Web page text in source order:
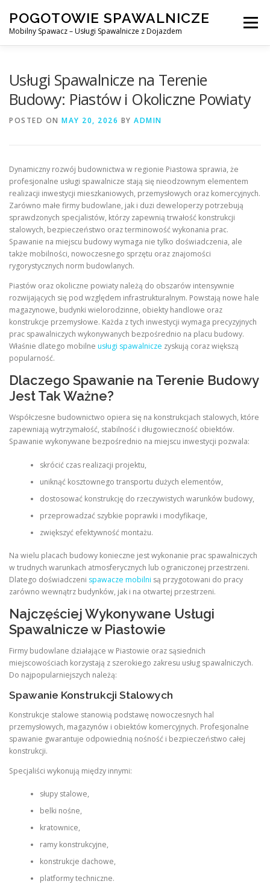
content
POGOTOWIE SPAWALNICZE
Mobilny Spawacz – Usługi Spawalnicze z Dojazdem
Menu
Usługi Spawalnicze na Terenie
Budowy: Piastów i Okoliczne Powiaty
POSTED ON MAY 20, 2026 BY ADMIN
Dynamiczny rozwój budownictwa w regionie Piastowa sprawia, że
profesjonalne usługi spawalnicze stają się nieodzownym elementem
realizacji inwestycji mieszkaniowych, przemysłowych oraz komercyjnych.
Zarówno małe firmy budowlane, jak i duzi deweloperzy potrzebują
sprawdzonych specjalistów, którzy zapewnią trwałość konstrukcji
stalowych, bezpieczeństwo oraz terminowość wykonania prac.
Spawanie na miejscu budowy wymaga nie tylko doświadczenia, ale
także mobilności, nowoczesnego sprzętu oraz znajomości
rygorystycznych norm budowlanych.
Piastów oraz okoliczne powiaty należą do obszarów intensywnie
rozwijających się pod względem infrastrukturalnym. Powstają nowe hale
magazynowe, budynki wielorodzinne, obiekty handlowe oraz
konstrukcje przemysłowe. Każda z tych inwestycji wymaga precyzyjnych
prac spawalniczych wykonywanych bezpośrednio na placu budowy.
Właśnie dlatego mobilne usługi spawalnicze zyskują coraz większą
popularność.
Dlaczego Spawanie na Terenie Budowy
Jest Tak Ważne?
Współczesne budownictwo opiera się na konstrukcjach stalowych, które
zapewniają wytrzymałość, stabilność i długowieczność obiektów.
Spawanie wykonywane bezpośrednio na miejscu inwestycji pozwala:
skrócić czas realizacji projektu,
uniknąć kosztownego transportu dużych elementów,
dostosować konstrukcję do rzeczywistych warunków budowy,
przeprowadzać szybkie poprawki i modyfikacje,
zwiększyć efektywność montażu.
Na wielu placach budowy konieczne jest wykonanie prac spawalniczych
w trudnych warunkach atmosferycznych lub ograniczonej przestrzeni.
Dlatego doświadczeni spawacze mobilni są przygotowani do pracy
zarówno wewnątrz budynków, jak i na otwartej przestrzeni.
Najczęściej Wykonywane Usługi
Spawalnicze w Piastowie
Firmy budowlane działające w Piastowie oraz sąsiednich
miejscowościach korzystają z szerokiego zakresu usług spawalniczych.
Do najpopularniejszych należą:
Spawanie Konstrukcji Stalowych
Konstrukcje stalowe stanowią podstawę nowoczesnych hal
przemysłowych, magazynów i obiektów komercyjnych. Profesjonalne
spawanie gwarantuje odpowiednią nośność i bezpieczeństwo całej
konstrukcji.
Specjaliści wykonują między innymi:
słupy stalowe,
belki nośne,
kratownice,
ramy konstrukcyjne,
konstrukcje dachowe,
platformy techniczne.